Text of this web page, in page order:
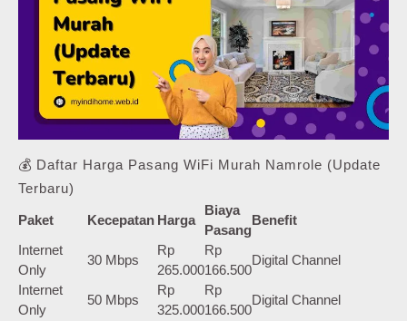
💰 Daftar Harga Pasang WiFi Murah Namrole (Update
Terbaru)
Paket Kecepatan Harga
Biaya
Pasang
Benefit
Internet
Only
30 Mbps
Rp
265.000
Rp
166.500
Digital Channel
Internet
Only
50 Mbps
Rp
325.000
Rp
166.500
Digital Channel